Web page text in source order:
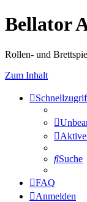
Bellator
Rollen- und
Zum Inhalt
Aktive
Suche
FAQ
Anmelden